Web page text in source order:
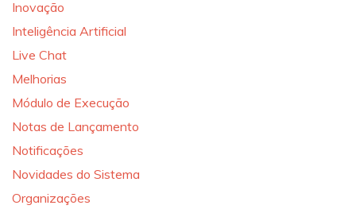
Inovação
Inteligência Artificial
Live Chat
Melhorias
Módulo de Execução
Notas de Lançamento
Notificações
Novidades do Sistema
Organizações